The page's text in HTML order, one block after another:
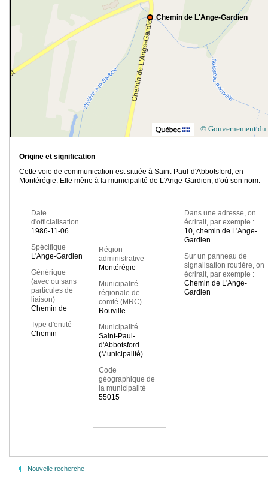
Chemin de L'Ange-Gardien
© Gouvernement du
Origine et signification
Cette voie de communication est située à Saint-Paul-d'Abbotsford, en
Montérégie. Elle mène à la municipalité de L'Ange-Gardien, d'où son nom.
Date
d'officialisation
1986-11-06
Spécifique
L'Ange-Gardien
Générique
(avec ou sans
particules de
liaison)
Chemin de
Type d'entité
Chemin
Région
administrative
Montérégie
Municipalité
régionale de
comté (MRC)
Rouville
Municipalité
Saint-Paul-
d'Abbotsford
(Municipalité)
Code
géographique de
la municipalité
55015
Dans une adresse, on
écrirait, par exemple :
10, chemin de L'Ange-
Gardien
Sur un panneau de
signalisation routière, on
écrirait, par exemple :
Chemin de L'Ange-
Gardien
Nouvelle recherche